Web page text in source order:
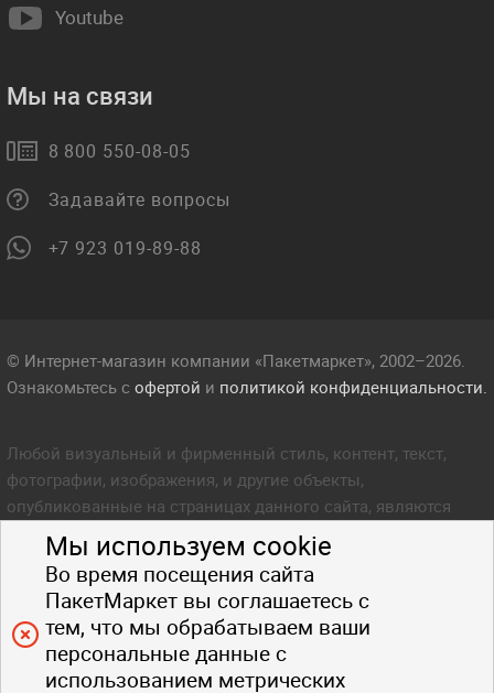
Мы используем cookie
Во время посещения сайта
ПакетМаркет вы соглашаетесь с
тем, что мы обрабатываем ваши
персональные данные с
использованием метрических
Youtube
Мы на связи
8 800 550-08-05
Задавайте вопросы
+7 923 019-89-88
© Интернет-магазин компании «Пакетмаркет», 2002–2026.
Ознакомьтесь с офертой и политикой конфиденциальности.
Любой визуальный и фирменный стиль, контент, текст,
фотографии, изображения, и другие объекты,
опубликованные на страницах данного сайта, являются
объектом прав интеллектуальной собственности компании
Пакетмаркет. Любое копирование стиля, контента, текста,
фотографий, изображений и других объектов данного сайта
запрещено.